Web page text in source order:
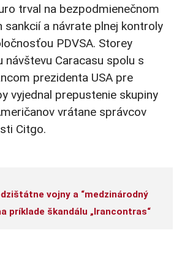
trval na bezpodmienečnom
sankcií a návrate plnej kontroly
PDVSA. Storey
návštevu Caracasu spolu s
prezidenta USA pre
vyjednal prepustenie skupiny
vrátane správcov
Citgo.
vojny a “medzinárodný
príklade škandálu „Irancontras“